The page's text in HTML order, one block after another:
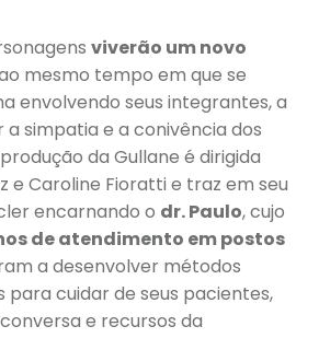
viverão um novo
mesmo tempo em que se
envolvendo seus integrantes, a
simpatia e a conivência dos
da Gullane é dirigida
e Caroline Fioratti e traz em seu
encarnando o dr. Paulo, cujo
de atendimento em postos
a desenvolver métodos
para cuidar de seus pacientes,
e recursos da